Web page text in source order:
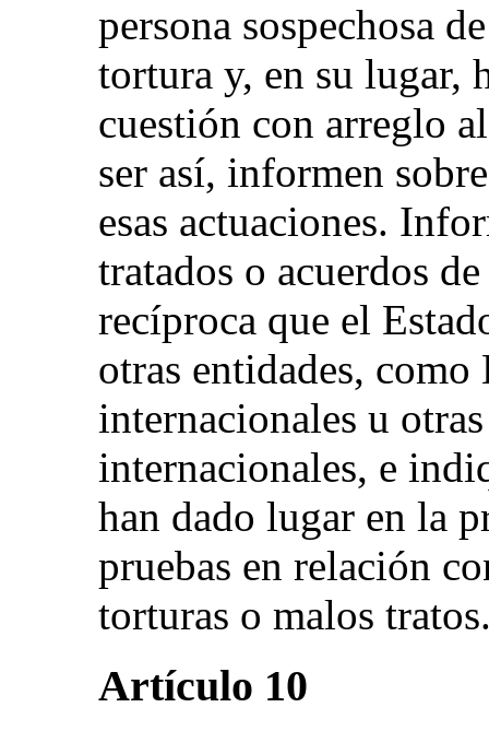
persona sospechosa
tortura y, en su lugar,
cuestión con arreglo
ser así, informen
esas actuaciones.
tratados o acuerdos
recíproca que el
otras entidades,
internacionales u
internacionales, e
han dado lugar en la
pruebas en relación
torturas o malos
Artículo 10